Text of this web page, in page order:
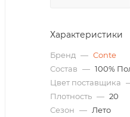
Характеристики
Бренд — Conte
Состав — 100%
Цвет поставщика
Плотность — 20
Сезон — Лето